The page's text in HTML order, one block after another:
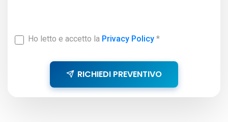
Ho letto e accetto la Privacy Policy*
RICHIEDI PREVENTIVO